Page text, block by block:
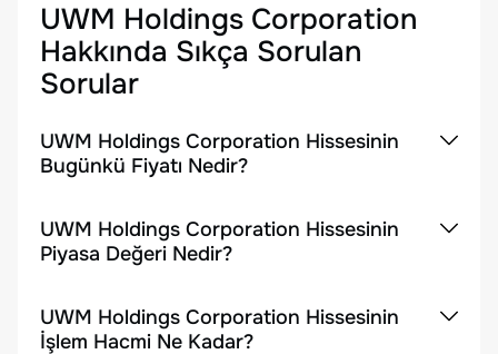
UWM Holdings Corporation
Hakkında Sıkça Sorulan
Sorular
UWM Holdings Corporation Hissesinin
Bugünkü Fiyatı Nedir?
UWM Holdings Corporation Hissesinin
Piyasa Değeri Nedir?
UWM Holdings Corporation Hissesinin
İşlem Hacmi Ne Kadar?